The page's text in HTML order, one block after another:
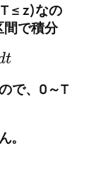
≤ z)なの
で積分
t
で、0～T
。